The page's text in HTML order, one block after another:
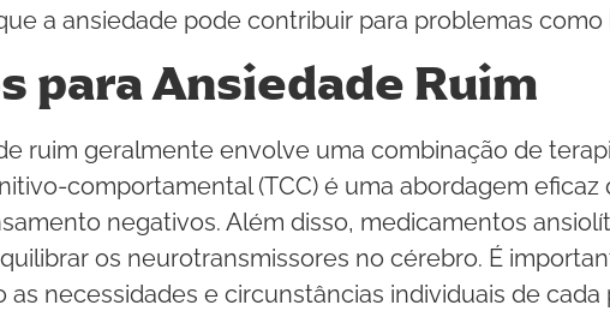
a ansiedade pode contribuir para problemas
para Ansiedade Ruim
ruim geralmente envolve uma combinação de
comportamental (TCC) é uma abordagem
negativos. Além disso, medicamentos
os neurotransmissores no cérebro. É
necessidades e circunstâncias individuais de cada